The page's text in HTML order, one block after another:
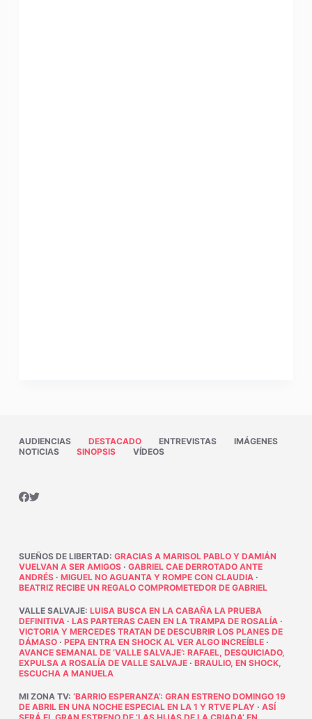
AUDIENCIAS DESTACADO ENTREVISTAS
IMÁGENES
NOTICIAS
SINOPSIS VÍDEOS
SUEÑOS DE LIBERTAD: GRACIAS A MARISOL PABLO Y DAMIÁN
VUELVAN A SER AMIGOS· GABRIEL CAE DERROTADO ANTE
ANDRÉS· MIGUEL NO AGUANTA Y ROMPE CON CLAUDIA·
BEATRIZ RECIBE UN REGALO COMPROMETEDOR DE GABRIEL
VALLE SALVAJE: LUISA BUSCA EN LA CABAÑA LA PRUEBA
DEFINITIVA· LAS PARTERAS CAEN EN LA TRAMPA DE ROSALÍA·
VICTORIA Y MERCEDES TRATAN DE DESCUBRIR LOS PLANES DE
DÁMASO· PEPA ENTRA EN SHOCK AL VER ALGO INCREÍBLE·
AVANCE SEMANAL DE ‘VALLE SALVAJE’: RAFAEL, DESQUICIADO,
EXPULSA A ROSALÍA DE VALLE SALVAJE· BRAULIO, EN SHOCK,
ESCUCHA A MANUELA
MI ZONA TV: ‘BARRIO ESPERANZA’: GRAN ESTRENO DOMINGO 19
DE ABRIL EN UNA NOCHE ESPECIAL EN LA 1 Y RTVE PLAY· ASÍ